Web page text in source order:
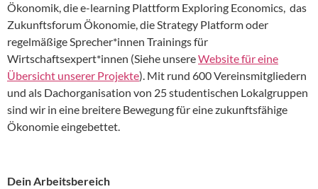
Ökonomik, die e-learning Plattform Exploring Economics, das
Zukunftsforum Ökonomie, die Strategy Platform oder
regelmäßige Sprecher*innen Trainings für
Wirtschaftsexpert*innen (Siehe unsereWebsite für eine
Übersicht unserer Projekte). Mit rund 600 Vereinsmitgliedern
und als Dachorganisation von 25 studentischen Lokalgruppen
sind wir in eine breitere Bewegung für eine zukunftsfähige
Ökonomie eingebettet.
Dein Arbeitsbereich